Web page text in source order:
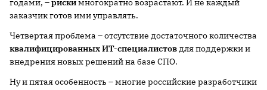
годами, –рискимногократно возрастают. И не каждый
заказчик готов ими управлять.
Четвертая проблема – отсутствие достаточного количества
квалифицированных ИТ-специалистовдля поддержки и
внедрения новых решений на базе СПО.
Ну и пятая особенность – многие российские разработчики